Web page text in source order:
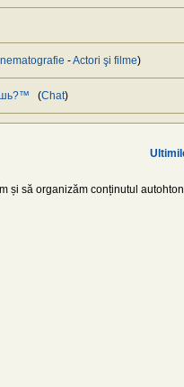
-Actori şi filme)
(Chat)
și să organizăm conținutul